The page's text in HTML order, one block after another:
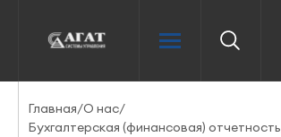
Главная/О нас/
Бухгалтерская (финансовая) отчетность